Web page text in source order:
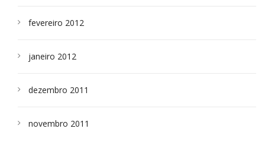
fevereiro 2012
janeiro 2012
dezembro 2011
novembro 2011